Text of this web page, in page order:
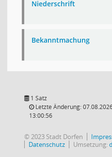
Niederschrift
Bekanntmachung
1 Satz
Letzte Änderung:
13:00:56
© 2023 Stadt Dorfen
Datenschutz
Umsetzung: